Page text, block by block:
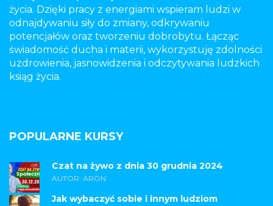
życia. Dzięki pracy z energiami wspieram ludzi w
odnajdywaniu siły do zmiany, odkrywaniu
potencjałów oraz tworzeniu dobrobytu. Łącząc
świadomość ducha i materii, wykorzystuję zdolności
uzdrowienia, jasnowidzenia i odczytywania ludzkich
ksiąg życia.
POPULARNE KURSY
Czat na żywo z dnia 30 grudnia 2024
AUTOR: ARON
Jak wybaczyć sobie i innym ludziom